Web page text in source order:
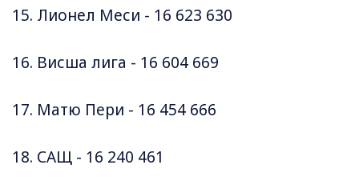
15. Лионел Меси - 16 623 630
16. Висша лига - 16 604 669
17. Матю Пери - 16 454 666
18. САЩ - 16 240 461